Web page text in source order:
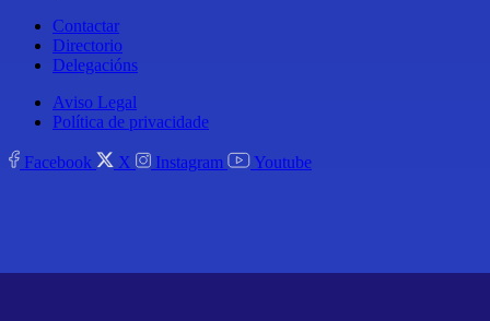
Contactar
Directorio
Delegacións
Aviso Legal
Política de privacidade
Facebook X Instagram Youtube